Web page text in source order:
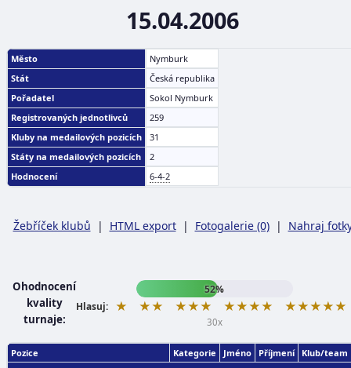
15.04.2006
Město
Nymburk
Stát
Česká republika
Pořadatel
Sokol Nymburk
Registrovaných jednotlivců
259
Kluby na medailových pozicích
31
Státy na medailových pozicích
2
Hodnocení
6-4-2
Žebříček klubů | HTML export| Fotogalerie (0)| Nahraj
Ohodnocení
kvality
turnaje:
52%
Hlasuj:
★ ★★ ★★★ ★★★★ ★★★★★
30x
Pozice Kategorie Jméno Příjmení Klub/team